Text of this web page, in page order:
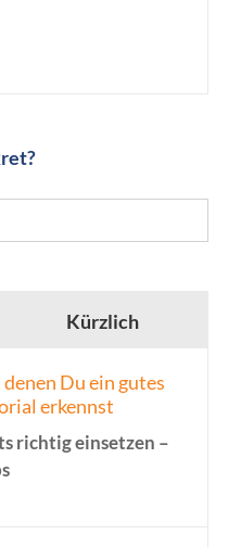
Kürzlich
Du ein gutes
erkennst
richtig einsetzen –